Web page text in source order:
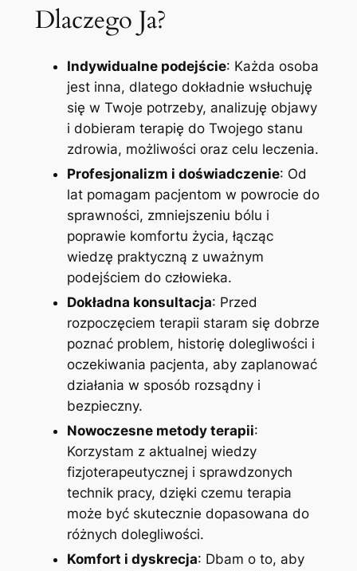
Dlaczego Ja?
Indywidualne podejście: Każda osoba
jest inna, dlatego dokładnie wsłuchuję
się w Twoje potrzeby, analizuję objawy
i dobieram terapię do Twojego stanu
zdrowia, możliwości oraz celu leczenia.
Profesjonalizm i doświadczenie: Od
lat pomagam pacjentom w powrocie do
sprawności, zmniejszeniu bólu i
poprawie komfortu życia, łącząc
wiedzę praktyczną z uważnym
podejściem do człowieka.
Dokładna konsultacja: Przed
rozpoczęciem terapii staram się dobrze
poznać problem, historię dolegliwości i
oczekiwania pacjenta, aby zaplanować
działania w sposób rozsądny i
bezpieczny.
Nowoczesne metody terapii:
Korzystam z aktualnej wiedzy
fizjoterapeutycznej i sprawdzonych
technik pracy, dzięki czemu terapia
może być skutecznie dopasowana do
różnych dolegliwości.
Komfort i dyskrecja: Dbam o to, aby